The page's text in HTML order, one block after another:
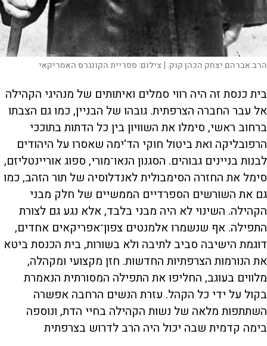
הרב אברהם יצחק הכהן קוק. | צילום:ספריית הקונגרס האמריקאי
בית כנסת זה היה רווי סמלים ואיתותים של מנהיגי הקהילה
אל עבר החברה הצרפתית. גובהו של הבניין, כמו גם הצבתו
ברחוב ראשי, סימלו את השוויון בין כל הדתות בתוככי
הרפובליקה ואת ביטול חוקי הד'ימה שאסרו על היהודים
לבנות בניינים גבוהים. הסגנון הנאו־מורי, ספוג אוריינטליזם,
סימל את החזרה הסימבולית לאנדלוסיה של תור הזהב, כמו
גם את השורשים הספרדיים הממשיים של חלק מבני
הקהילה. השינוי לא היה מבני בלבד, אלא נגע גם לצורת
התפילה. אף שנשמרו אלמנטים צפון־אפריקאים אחדים,
דוגמת הישיבה סביב לתיבה ולא בשורות, בית הכנסת ביטא
את הנורמות הצרפתיות החדשות. חזן מקצועי ומקהלה,
מלווים בעוגב, החליפו את התפילה המסורתית הנאמרת
בקול על ידי כל הקהל. עזרת הנשים הרחבה אפשרה
השתתפות מלאה של נשות הקהילה בחיי הדת, ונוספה
בימה קדמית שבה יכול היה הרב לדרוש בצרפתית